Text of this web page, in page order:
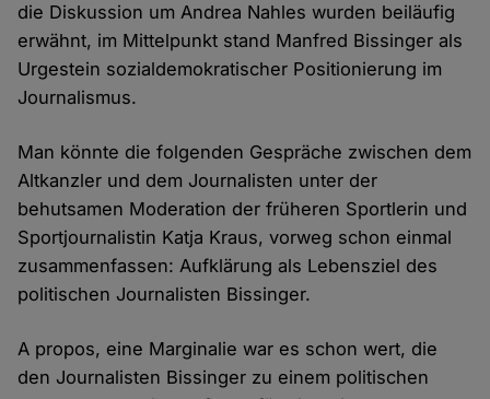
die Diskussion um Andrea Nahles wurden beiläufig
erwähnt, im Mittelpunkt stand Manfred Bissinger als
Urgestein sozialdemokratischer Positionierung im
Journalismus.
Man könnte die folgenden Gespräche zwischen dem
Altkanzler und dem Journalisten unter der
behutsamen Moderation der früheren Sportlerin und
Sportjournalistin Katja Kraus, vorweg schon einmal
zusammenfassen: Aufklärung als Lebensziel des
politischen Journalisten Bissinger.
A propos, eine Marginalie war es schon wert, die
den Journalisten Bissinger zu einem politischen